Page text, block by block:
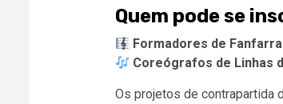
Quem pode se
Formadores de
Coreógrafos de Linhas
Os projetos de contrapartida